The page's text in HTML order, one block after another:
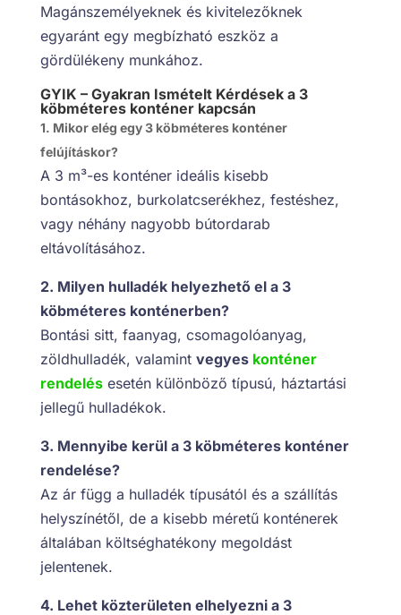
Magánszemélyeknek és kivitelezőknek
egyaránt egy megbízható eszköz a
gördülékeny munkához.
GYIK – Gyakran Ismételt Kérdések a 3
köbméteres konténer kapcsán
1. Mikor elég egy 3 köbméteres konténer
felújításkor?
A 3 m³-es konténer ideális kisebb
bontásokhoz, burkolatcserékhez, festéshez,
vagy néhány nagyobb bútordarab
eltávolításához.
2. Milyen hulladék helyezhető el a 3
köbméteres konténerben?
Bontási sitt, faanyag, csomagolóanyag,
zöldhulladék, valamint vegyes konténer
rendelésesetén különböző típusú, háztartási
jellegű hulladékok.
3. Mennyibe kerül a 3 köbméteres konténer
rendelése?
Az ár függ a hulladék típusától és a szállítás
helyszínétől, de a kisebb méretű konténerek
általában költséghatékony megoldást
jelentenek.
4. Lehet közterületen elhelyezni a 3